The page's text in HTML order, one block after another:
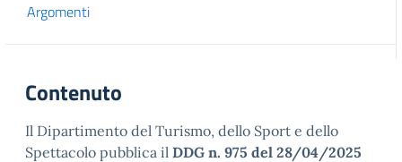
Argomenti
Contenuto
Il Dipartimento del Turismo, dello Sport e dello
Spettacolo pubblica il DDG n. 975 del 28/04/2025